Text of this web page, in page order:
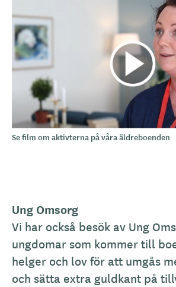
Se film om aktivterna på våra äldreboenden
Ung Omsorg
Vi har också besök av Ung
ungdomar som kommer till
helger och lov för att umgås
och sätta extra guldkant på